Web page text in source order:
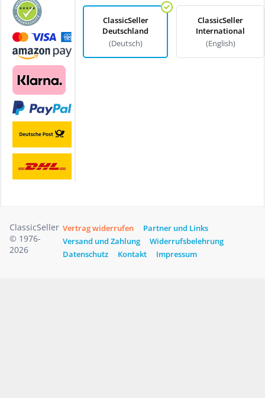
ClassicSeller
Deutschland
(Deutsch)
ClassicSeller
International
(English)
ClassicSeller
© 1976-
2026
Vertrag widerrufen
Partner und Links
Versand und Zahlung
Widerrufsbelehrung
Datenschutz
Kontakt Impressum